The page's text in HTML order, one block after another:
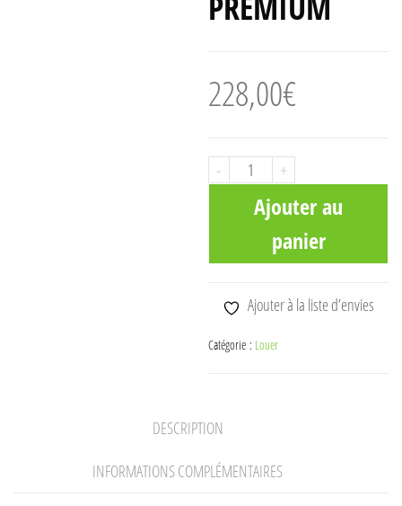
228,00€
-
quantité
broyeur
végétaux
PREMIUM
+
Ajouter au
panier
Ajouter à la liste d’envies
Catégorie : Louer
DESCRIPTION
INFORMATIONS COMPLÉMENTAIRES